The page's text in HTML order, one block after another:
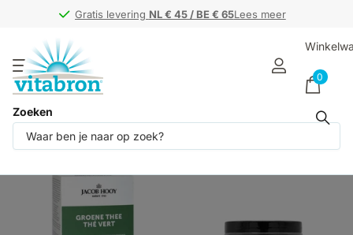
Gratis levering NL € 45 / BE € 65Lees meer
Gratis levering NL € 45 / BE € 65
Zoeken
0
Producten (2)